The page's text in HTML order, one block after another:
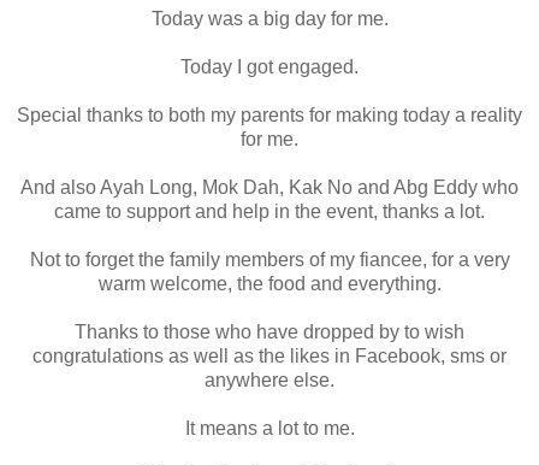
Today was a big day for me.
Today I got engaged.
Special thanks to both my parents for making today a reality
for me.
And also Ayah Long, Mok Dah, Kak No and Abg Eddy who
came to support and help in the event, thanks a lot.
Not to forget the family members of my fiancee, for a very
warm welcome, the food and everything.
Thanks to those who have dropped by to wish
congratulations as well as the likes in Facebook, sms or
anywhere else.
It means a lot to me.